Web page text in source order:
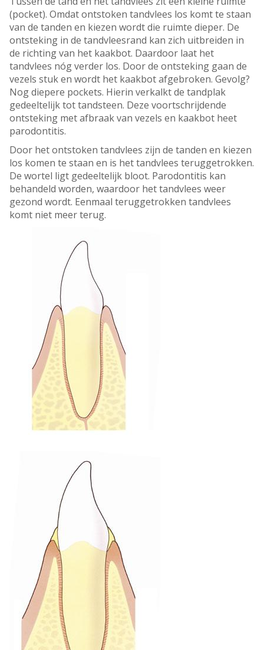
(pocket). Omdat ontstoken tandvlees los komt te staan
van de tanden en kiezen wordt die ruimte dieper. De
ontsteking in de tandvleesrand kan zich uitbreiden in
de richting van het kaakbot. Daardoor laat het
tandvlees nóg verder los. Door de ontsteking gaan de
vezels stuk en wordt het kaakbot afgebroken. Gevolg?
Nog diepere pockets. Hierin verkalkt de tandplak
gedeeltelijk tot tandsteen. Deze voortschrijdende
ontsteking met afbraak van vezels en kaakbot heet
parodontitis.
Door het ontstoken tandvlees zijn de tanden en kiezen
los komen te staan en is het tandvlees teruggetrokken.
De wortel ligt gedeeltelijk bloot. Parodontitis kan
behandeld worden, waardoor het tandvlees weer
gezond wordt. Eenmaal teruggetrokken tandvlees
komt niet meer terug.